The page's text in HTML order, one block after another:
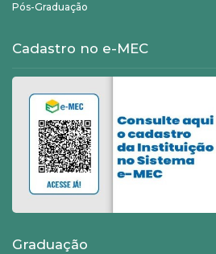
Pós-Graduação
Cadastro no e-MEC
Graduação